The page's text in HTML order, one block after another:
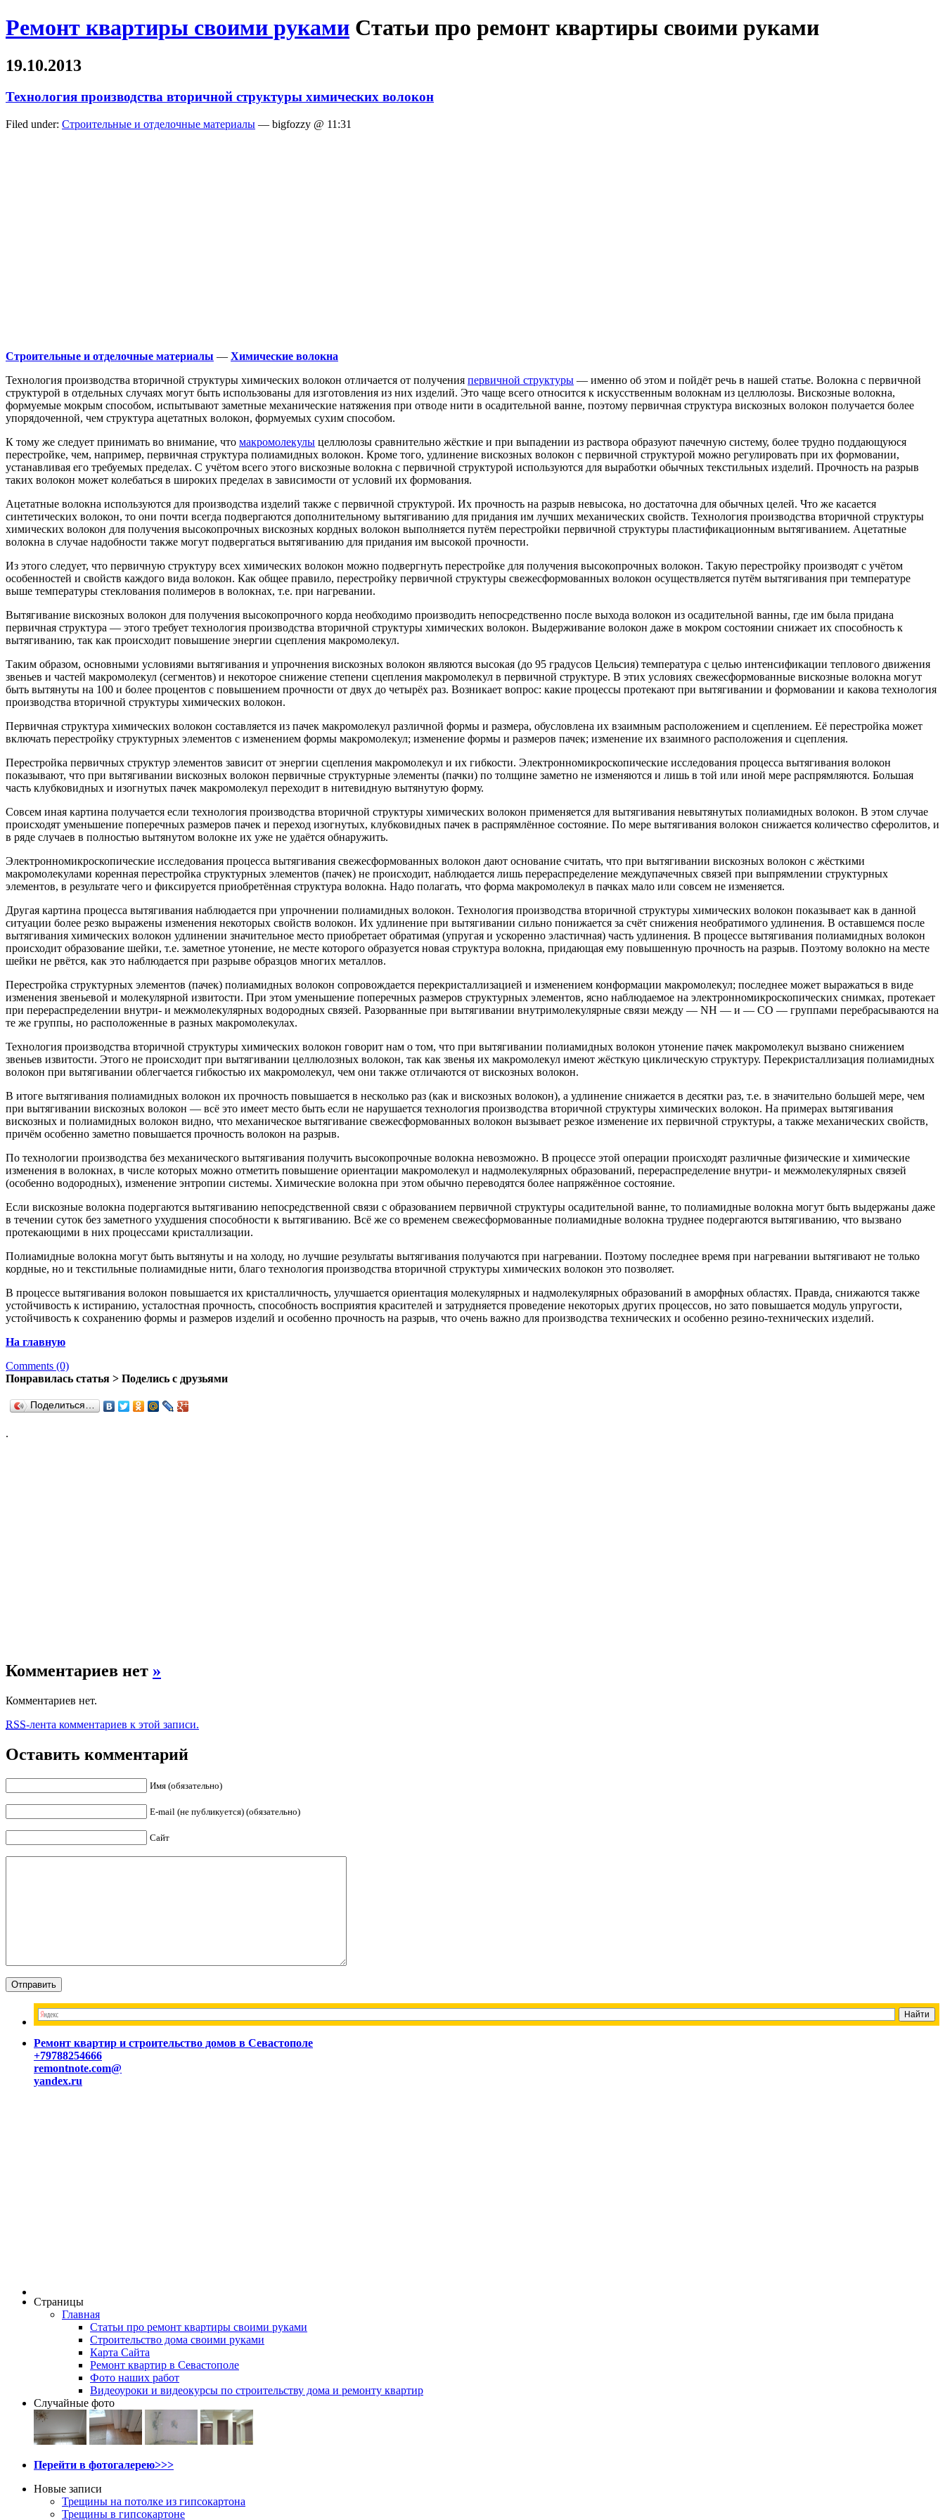
Ремонт квартиры своими руками Статьи про ремонт квартиры своими руками
19.10.2013
Технология производства вторичной структуры химических волокон
Filed under: Строительные и отделочные материалы — bigfozzy @ 11:31
Строительные и отделочные материалы — Химические волокна
Технология производства вторичной структуры химических волокон отличается от получения первичной структуры — именно об этом и пойдёт речь в нашей статье. Волокна с первичной
структурой в отдельных случаях могут быть использованы для изготовления из них изделий. Это чаще всего относится к искусственным волокнам из целлюлозы. Вискозные волокна,
формуемые мокрым способом, испытывают заметные механические натяжения при отводе нити в осадительной ванне, поэтому первичная структура вискозных волокон получается более
упорядоченной, чем структура ацетатных волокон, формуемых сухим способом.
К тому же следует принимать во внимание, что макромолекулы целлюлозы сравнительно жёсткие и при выпадении из раствора образуют пачечную систему, более трудно поддающуюся
перестройке, чем, например, первичная структура полиамидных волокон. Кроме того, удлинение вискозных волокон с первичной структурой можно регулировать при их формовании,
устанавливая его требуемых пределах. С учётом всего этого вискозные волокна с первичной структурой используются для выработки обычных текстильных изделий. Прочность на разрыв
таких волокон может колебаться в широких пределах в зависимости от условий их формования.
Ацетатные волокна используются для производства изделий также с первичной структурой. Их прочность на разрыв невысока, но достаточна для обычных целей. Что же касается
синтетических волокон, то они почти всегда подвергаются дополнительному вытягиванию для придания им лучших механических свойств. Технология производства вторичной структуры
химических волокон для получения высокопрочных вискозных кордных волокон выполняется путём перестройки первичной структуры пластификационным вытягиванием. Ацетатные
волокна в случае надобности также могут подвергаться вытягиванию для придания им высокой прочности.
Из этого следует, что первичную структуру всех химических волокон можно подвергнуть перестройке для получения высокопрочных волокон. Такую перестройку производят с учётом
особенностей и свойств каждого вида волокон. Как общее правило, перестройку первичной структуры свежесформованных волокон осуществляется путём вытягивания при температуре
выше температуры стеклования полимеров в волокнах, т.е. при нагревании.
Вытягивание вискозных волокон для получения высокопрочного корда необходимо производить непосредственно после выхода волокон из осадительной ванны, где им была придана
первичная структура — этого требует технология производства вторичной структуры химических волокон. Выдерживание волокон даже в мокром состоянии снижает их способность к
вытягиванию, так как происходит повышение энергии сцепления макромолекул.
Таким образом, основными условиями вытягивания и упрочнения вискозных волокон являются высокая (до 95 градусов Цельсия) температура с целью интенсификации теплового движения
звеньев и частей макромолекул (сегментов) и некоторое снижение степени сцепления макромолекул в первичной структуре. В этих условиях свежесформованные вискозные волокна могут
быть вытянуты на 100 и более процентов с повышением прочности от двух до четырёх раз. Возникает вопрос: какие процессы протекают при вытягивании и формовании и какова технология
производства вторичной структуры химических волокон.
Первичная структура химических волокон составляется из пачек макромолекул различной формы и размера, обусловлена их взаимным расположением и сцеплением. Её перестройка может
включать перестройку структурных элементов с изменением формы макромолекул; изменение формы и размеров пачек; изменение их взаимного расположения и сцепления.
Перестройка первичных структур элементов зависит от энергии сцепления макромолекул и их гибкости. Электронномикроскопические исследования процесса вытягивания волокон
показывают, что при вытягивании вискозных волокон первичные структурные элементы (пачки) по толщине заметно не изменяются и лишь в той или иной мере распрямляются. Большая
часть клубковидных и изогнутых пачек макромолекул переходит в нитевидную вытянутую форму.
Совсем иная картина получается если технология производства вторичной структуры химических волокон применяется для вытягивания невытянутых полиамидных волокон. В этом случае
происходят уменьшение поперечных размеров пачек и переход изогнутых, клубковидных пачек в распрямлённое состояние. По мере вытягивания волокон снижается количество сферолитов, и
в ряде случаев в полностью вытянутом волокне их уже не удаётся обнаружить.
Электронномикроскопические исследования процесса вытягивания свежесформованных волокон дают основание считать, что при вытягивании вискозных волокон с жёсткими
макромолекулами коренная перестройка структурных элементов (пачек) не происходит, наблюдается лишь перераспределение междупачечных связей при выпрямлении структурных
элементов, в результате чего и фиксируется приобретённая структура волокна. Надо полагать, что форма макромолекул в пачках мало или совсем не изменяется.
Другая картина процесса вытягивания наблюдается при упрочнении полиамидных волокон. Технология производства вторичной структуры химических волокон показывает как в данной
ситуации более резко выражены изменения некоторых свойств волокон. Их удлинение при вытягивании сильно понижается за счёт снижения необратимого удлинения. В оставшемся после
вытягивания химических волокон удлинении значительное место приобретает обратимая (упругая и ускоренно эластичная) часть удлинения. В процессе вытягивания полиамидных волокон
происходит образование шейки, т.е. заметное утонение, не месте которого образуется новая структура волокна, придающая ему повышенную прочность на разрыв. Поэтому волокно на месте
шейки не рвётся, как это наблюдается при разрыве образцов многих металлов.
Перестройка структурных элементов (пачек) полиамидных волокон сопровождается перекристаллизацией и изменением конформации макромолекул; последнее может выражаться в виде
изменения звеньевой и молекулярной извитости. При этом уменьшение поперечных размеров структурных элементов, ясно наблюдаемое на электронномикроскопических снимках, протекает
при перераспределении внутри- и межмолекулярных водородных связей. Разорванные при вытягивании внутримолекулярные связи между — NH — и — CO — группами перебрасываются на
те же группы, но расположенные в разных макромолекулах.
Технология производства вторичной структуры химических волокон говорит нам о том, что при вытягивании полиамидных волокон утонение пачек макромолекул вызвано снижением
звеньев извитости. Этого не происходит при вытягивании целлюлозных волокон, так как звенья их макромолекул имеют жёсткую циклическую структуру. Перекристаллизация полиамидных
волокон при вытягивании облегчается гибкостью их макромолекул, чем они также отличаются от вискозных волокон.
В итоге вытягивания полиамидных волокон их прочность повышается в несколько раз (как и вискозных волокон), а удлинение снижается в десятки раз, т.е. в значительно большей мере, чем
при вытягивании вискозных волокон — всё это имеет место быть если не нарушается технология производства вторичной структуры химических волокон. На примерах вытягивания
вискозных и полиамидных волокон видно, что механическое вытягивание свежесформованных волокон вызывает резкое изменение их первичной структуры, а также механических свойств,
причём особенно заметно повышается прочность волокон на разрыв.
По технологии производства без механического вытягивания получить высокопрочные волокна невозможно. В процессе этой операции происходят различные физические и химические
изменения в волокнах, в числе которых можно отметить повышение ориентации макромолекул и надмолекулярных образований, перераспределение внутри- и межмолекулярных связей
(особенно водородных), изменение энтропии системы. Химические волокна при этом обычно переводятся более напряжённое состояние.
Если вискозные волокна подергаются вытягиванию непосредственной связи с образованием первичной структуры осадительной ванне, то полиамидные волокна могут быть выдержаны даже
в течении суток без заметного ухудшения способности к вытягиванию. Всё же со временем свежесформованные полиамидные волокна труднее подергаются вытягиванию, что вызвано
протекающими в них процессами кристаллизации.
Полиамидные волокна могут быть вытянуты и на холоду, но лучшие результаты вытягивания получаются при нагревании. Поэтому последнее время при нагревании вытягивают не только
кордные, но и текстильные полиамидные нити, благо технология производства вторичной структуры химических волокон это позволяет.
В процессе вытягивания волокон повышается их кристалличность, улучшается ориентация молекулярных и надмолекулярных образований в аморфных областях. Правда, снижаются также
устойчивость к истиранию, усталостная прочность, способность восприятия красителей и затрудняется проведение некоторых других процессов, но зато повышается модуль упругости,
устойчивость к сохранению формы и размеров изделий и особенно прочность на разрыв, что очень важно для производства технических и особенно резино-технических изделий.
На главную
Comments (0)
Понравилась статья > Поделись с друзьями
Поделиться…
.
Комментариев нет »
Комментариев нет.
RSS-лента комментариев к этой записи.
Оставить комментарий
Имя (обязательно)
E-mail (не публикуется) (обязательно)
Сайт
Ремонт квартир и строительство домов в Севастополе
+79788254666
remontnote.com@
yandex.ru
Страницы
Главная
Статьи про ремонт квартиры своими руками
Строительство дома своими руками
Карта Сайта
Ремонт квартир в Севастополе
Фото наших работ
Видеоуроки и видеокурсы по строительству дома и ремонту квартир
Случайные фото
Перейти в фотогалерею>>>
Новые записи
Трещины на потолке из гипсокартона
Трещины в гипсокартоне